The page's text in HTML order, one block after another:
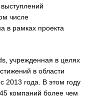
числе
в рамках проекта
учрежденная в целях
в области
2013 года. В этом году
компаний более чем